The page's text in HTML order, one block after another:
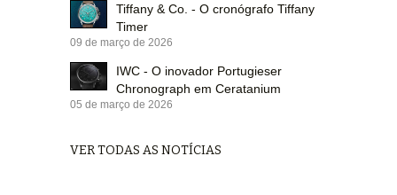
Tiffany & Co. - O cronógrafo Tiffany
Timer
09 de março de 2026
IWC - O inovador Portugieser
Chronograph em Ceratanium
05 de março de 2026
VER TODAS AS NOTÍCIAS